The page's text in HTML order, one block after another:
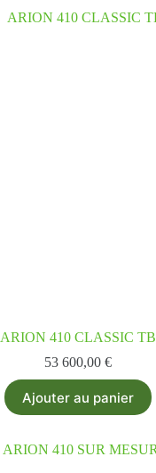
ARION 410 CLASSIC TB
53 600,00 €
Ajouter au panier